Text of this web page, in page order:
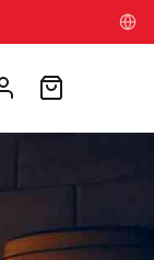
mental — chaque